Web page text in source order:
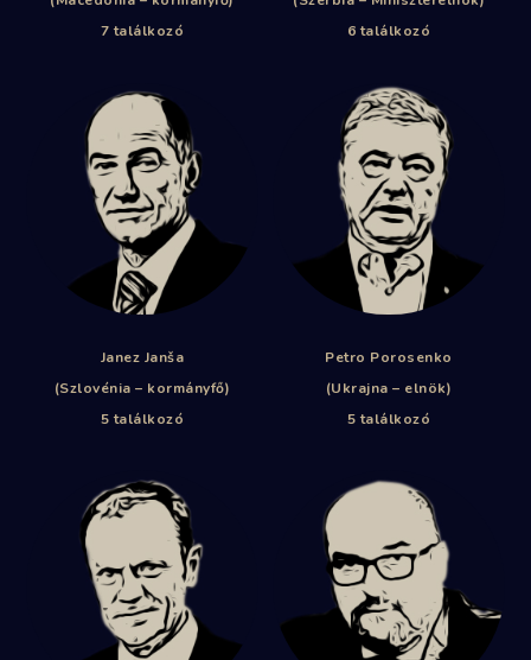
7 találkozó
Janez Janša
(Szlovénia – kormányfő)
5 találkozó
6 találkozó
Petro Porosenko
(Ukrajna – elnök)
5 találkozó